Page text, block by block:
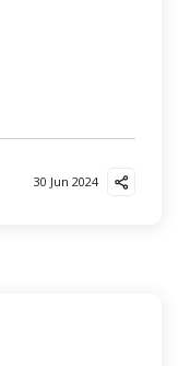
30 Jun 2024